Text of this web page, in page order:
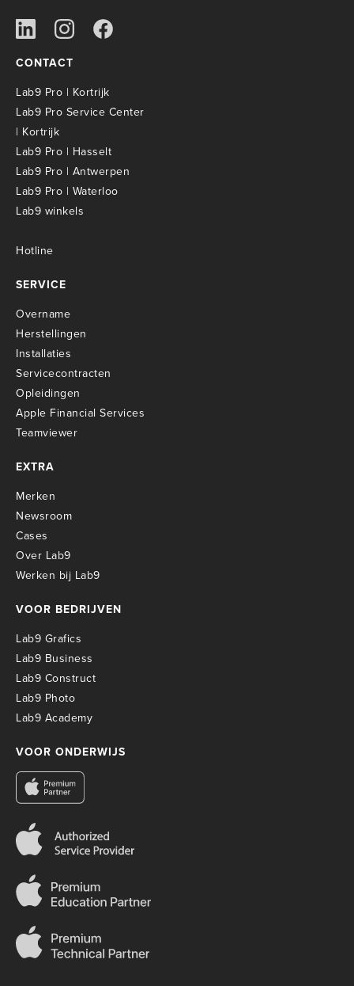
CONTACT
Lab9 Pro | Kortrijk
Lab9 Pro Service Center
| Kortrijk
Lab9 Pro | Hasselt
Lab9 Pro | Antwerpen
Lab9 Pro | Waterloo
Lab9 winkels
Hotline
SERVICE
Overname
Herstellingen
Installaties
Servicecontracten
Opleidingen
Apple Financial Services
Teamviewer
EXTRA
Merken
Newsroom
Cases
Over Lab9
Werken bij Lab9
VOOR BEDRIJVEN
Lab9 Grafics
Lab9 Business
Lab9 Construct
Lab9 Photo
Lab9 Academy
VOOR ONDERWIJS